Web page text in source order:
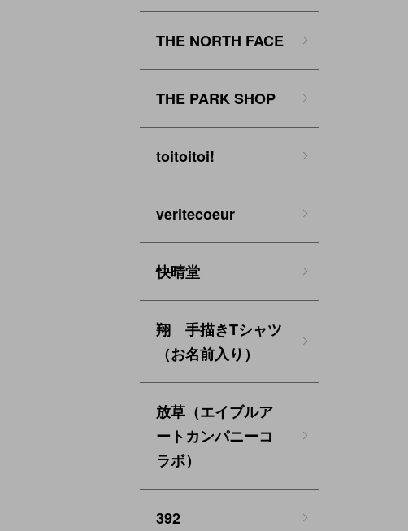
THE NORTH FACE
THE PARK SHOP
toitoitoi!
veritecoeur
快晴堂
翔 手描きTシャツ
（お名前入り）
放草（エイブルア
ートカンパニーコ
ラボ）
392